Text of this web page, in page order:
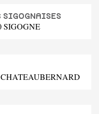
SIGOGNAISES
SIGOGNE